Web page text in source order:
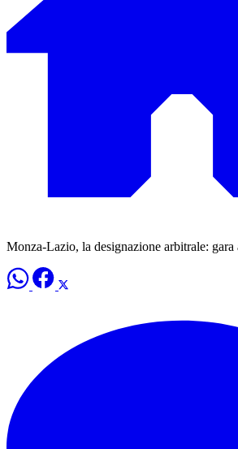
Monza-Lazio, la designazione arbitrale: